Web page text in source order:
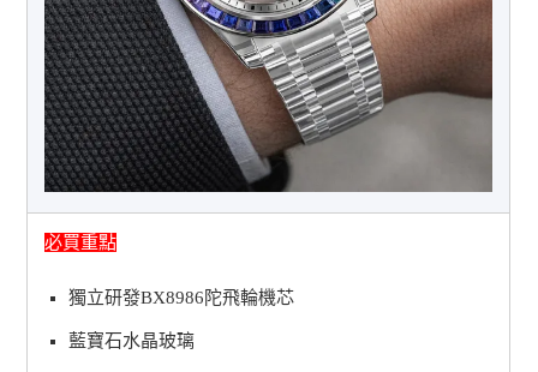
必買重點
獨立研發BX8986陀飛輪機芯
藍寶石水晶玻璃